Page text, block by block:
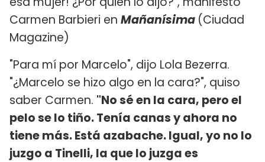
Carmen Barbieri en Mañanísima (Ciudad
Magazine)
"Para mí por Marcelo", dijo Lola Bezerra.
"¿Marcelo se hizo algo en la cara?", quiso
saber Carmen. "No sé en la cara, pero el
pelo se lo tiño. Tenía canas y ahora no
tiene más. Está azabache. Igual, yo no lo
juzgo a Tinelli, la que lo juzga es